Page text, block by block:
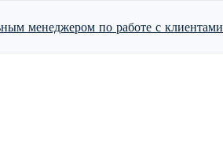
менеджером по работе с клиентами